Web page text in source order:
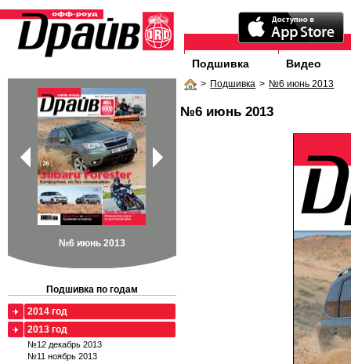
Подшивка Видео
> Подшивка > №6 июнь 2013
№6 июнь 2013
№6 июнь 2013
Подшивка по годам
2014 год
2013 год
№12 декабрь 2013
№11 ноябрь 2013